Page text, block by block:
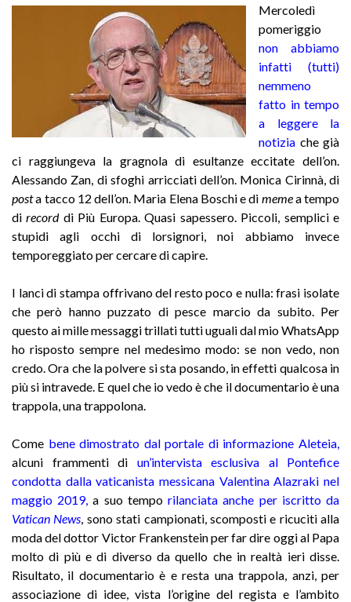
Mercoledì
pomeriggio
non abbiamo
infatti (tutti)
nemmeno
fatto in tempo
a leggere la
notizia che già
ci raggiungeva la gragnola di esultanze eccitate dell’on.
Alessando Zan, di sfoghi arricciati dell’on. Monica Cirinnà, di
posta tacco 12 dell’on. Maria Elena Boschi e di memea tempo
direcorddi Più Europa. Quasi sapessero. Piccoli, semplici e
stupidi agli occhi di lorsignori, noi abbiamo invece
temporeggiato per cercare di capire.
I lanci di stampa offrivano del resto poco e nulla: frasi isolate
che però hanno puzzato di pesce marcio da subito. Per
questo ai mille messaggi trillati tutti uguali dal mio WhatsApp
ho risposto sempre nel medesimo modo: se non vedo, non
credo. Ora che la polvere si sta posando, in effetti qualcosa in
più si intravede. E quel che io vedo è che il documentario è una
trappola, una trappolona.
Come bene dimostrato dal portale di informazione Aleteia
alcuni frammenti di
un’intervista esclusiva al Pontefice
condotta dalla vaticanista messicana Valentina Alazraki nel
maggio 2019, a suo tempo rilanciata anche per iscritto da
Vatican News sono stati campionati, scomposti e ricuciti alla
moda del dottor Victor Frankenstein per far dire oggi al Papa
molto di più e di diverso da quello che in realtà ieri disse.
Risultato, il documentario è e resta una trappola, anzi, per
associazione di idee, vista l’origine del regista e l’ambito